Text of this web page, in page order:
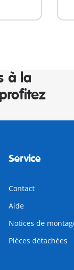
à la
Service
Contact
Aide
Notices de
Pièces détachées